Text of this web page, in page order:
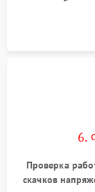
6.
Проверка
скачков